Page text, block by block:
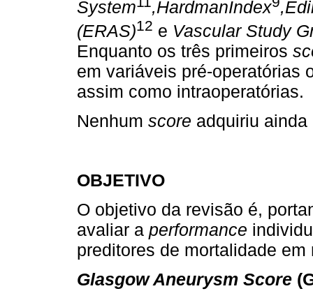
System ,HardmanIndex ,
(ERAS)12 e Vascular Study
Enquanto os três primeiros
em variáveis pré-operatórias
assim como intraoperatórias.
Nenhum score adquiriu
OBJETIVO
O objetivo da revisão é,
avaliar a performance
preditores de mortalidade em
Glasgow Aneurysm Score (